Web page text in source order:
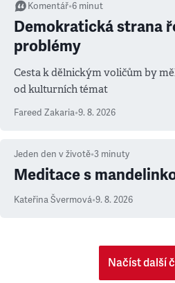
Komentář•6 minut
Demokratická strana
problémy
Cesta k dělnickým voličům by
od kulturních témat
Fareed Zakaria•9. 8. 2026
Jeden den v životě•3 minuty
Meditace s
Kateřina Švermová•9. 8. 2026
Načíst další